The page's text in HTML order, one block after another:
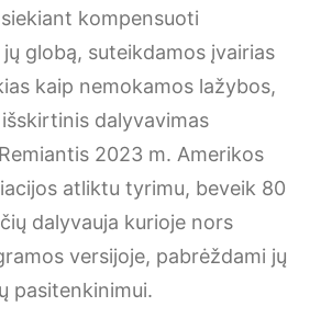
kompensuoti
globą, suteikdamos įvairias
kaip nemokamos lažybos,
dalyvavimas
2023 m. Amerikos
atliktu tyrimu, beveik 80
dalyvauja kurioje nors
versijoje, pabrėždami jų
pasitenkinimui.